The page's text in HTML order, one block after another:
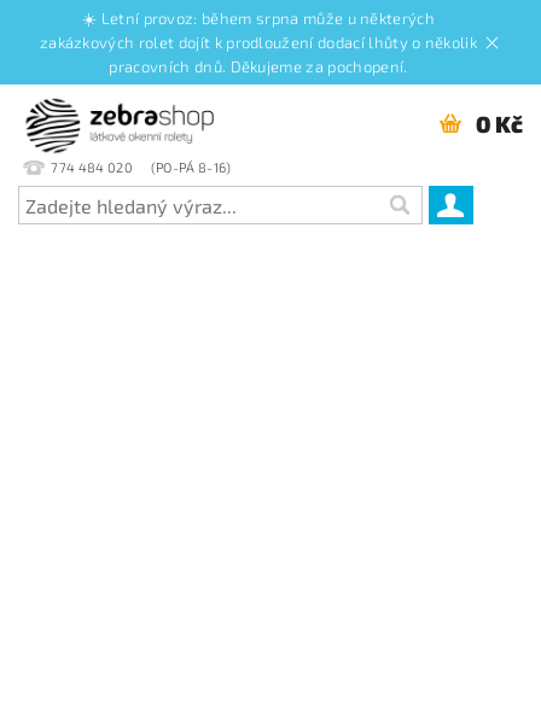
☀️ Letní provoz: během srpna může u některých
zakázkových rolet dojít k prodloužení dodací lhůty o několik
pracovních dnů. Děkujeme za pochopení.
774 484 020
0 Kč